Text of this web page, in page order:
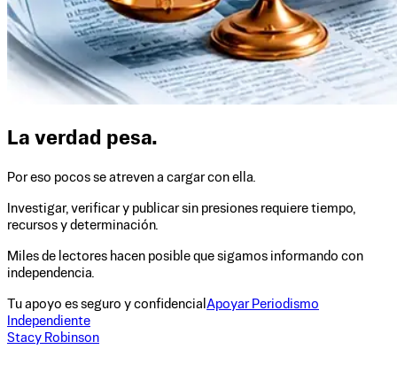
La verdad pesa.
Por eso pocos se atreven a cargar con ella.
Investigar, verificar y publicar sin presiones requiere tiempo,
recursos y determinación.
Miles de lectores hacen posible que sigamos informando con
independencia.
Tu apoyo es seguro y confidencial Apoyar Periodismo
Independiente
Stacy Robinson